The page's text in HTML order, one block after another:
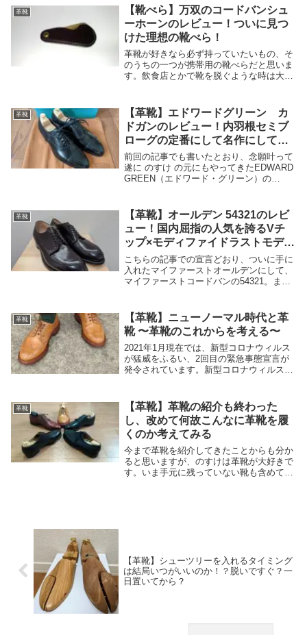
より、初の既成靴をリリー...
革靴
【靴べら】万双のコードバンシュ
ーホーンのレビュー！ついに見つ
けた理想の靴べら！
革靴が好きなら必ず持っていたいもの、そ
のうちの一つが携帯用の靴べらだと思いま
す。飲食店とかで靴を脱ぐような時は大体
すか？まさにジェントルマン。また不測の
事態でどうし...
革靴
【革靴】エドワードグリーン カ
ドガンのレビュー！内羽根セミブ
ローグの定番にして名作にして傑
作！！
前回の記事でも書いたとおり、念願叶って
遂に のすけ の元にもやってきたEDWARD
GREEN（エドワード・グリーン）の
てましたが、いつの間にか有言実行してま
し...
革靴
【革靴】オールデン 54321のレビ
ュー！国内屈指の人気を誇るVチ
ップ×モディファイドラストモデ
ル！！
こちらの記事での宣言どおり、ついに手に
入れたマイファーストオールデンにして、
マイファーストコードバンの54321。まだ
ビューしていきます。Alden（オールデ
ン）と...
革靴
【革靴】ニューノーマル時代と革
靴 〜革靴のこれからを考える〜
2021年1月現在では、新型コロナウィルス
が猛威をふるい、2回目の緊急事態宣言が
発令されています。新型コロナウィルスの
る我々は歴史の証人であると同時にその転
換点に立...
革靴
【革靴】革靴の紹介も終わった
し、改めて何故こんなに革靴を履
くのか考えてみる
今まで革靴を紹介してきたことからも分か
ると思いますが、のすけは革靴が大好きで
す。いま手元に残っていない靴も含めて10
【革靴】シューツリーを入れるタイミング
は結局いつがいいのか！？脱いですぐ？一
日置いてから？